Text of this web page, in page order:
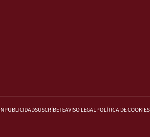
PUBLICIDADSUSCRÍBETEAVISO LEGALPOLÍTICA DE COOKIES